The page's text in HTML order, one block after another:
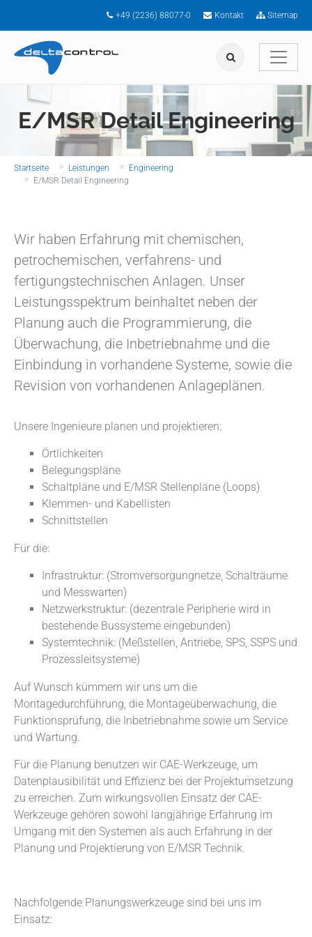
+49 (2236) 88077-0 Kontakt Sitemap
E/MSR Detail Engineering
Sie sind hier:
Startseite Leistungen
Engineering
E/MSR Detail Engineering
Wir haben Erfahrung mit chemischen,
petrochemischen, verfahrens- und
fertigungstechnischen Anlagen. Unser
Leistungsspektrum beinhaltet neben der
Planung auch die Programmierung, die
Überwachung, die Inbetriebnahme und die
Einbindung in vorhandene Systeme, sowie die
Revision von vorhandenen Anlageplänen.
Unsere Ingenieure planen und projektieren:
Örtlichkeiten
Belegungspläne
Schaltpläne und E/MSR Stellenpläne (Loops)
Klemmen- und Kabellisten
Schnittstellen
Für die:
Infrastruktur: (Stromversorgungnetze, Schalträume
und Messwarten)
Netzwerkstruktur: (dezentrale Peripherie wird in
bestehende Bussysteme eingebunden)
Systemtechnik: (Meßstellen, Antriebe, SPS, SSPS und
Prozessleitsysteme)
Auf Wunsch kümmern wir uns um die
Montagedurchführung, die Montageüberwachung, die
Funktionsprüfung, die Inbetriebnahme sowie um Service
und Wartung.
Für die Planung benutzen wir CAE-Werkzeuge, um
Datenplausibilität und Effizienz bei der Projektumsetzung
zu erreichen. Zum wirkungsvollen Einsatz der CAE-
Werkzeuge gehören sowohl langjährige Erfahrung im
Umgang mit den Systemen als auch Erfahrung in der
Planung und Projektierung von E/MSR Technik.
Nachfolgende Planungswerkzeuge sind bei uns im
Einsatz: